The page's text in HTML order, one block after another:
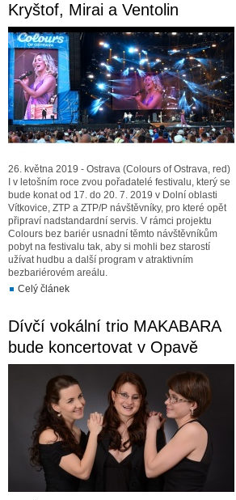
Kryštof, Mirai a Ventolin
26. května 2019 - Ostrava (Colours of Ostrava, red)
I v letošním roce zvou pořadatelé festivalu, který se
bude konat od 17. do 20. 7. 2019 v Dolní oblasti
Vítkovice, ZTP a ZTP/P návštěvníky, pro které opět
připraví nadstandardní servis. V rámci projektu
Colours bez bariér usnadní těmto návštěvníkům
pobyt na festivalu tak, aby si mohli bez starostí
užívat hudbu a další program v atraktivním
bezbariérovém areálu.
Celý článek
Dívčí vokální trio MAKABARA
bude koncertovat v Opavě